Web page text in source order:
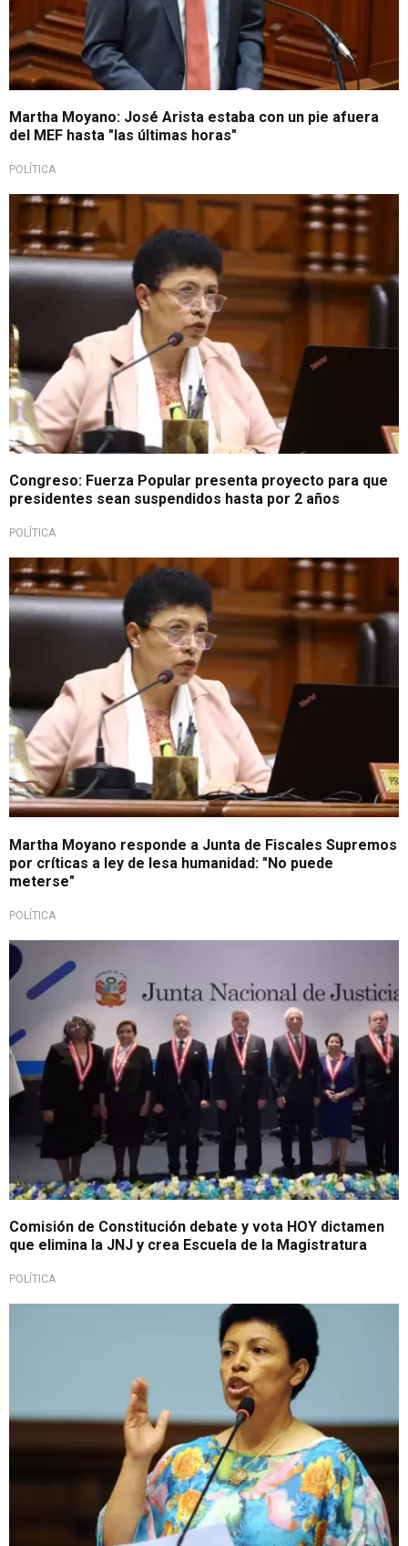
Martha Moyano: José Arista estaba con un pie afuera
del MEF hasta "las últimas horas"
POLÍTICA
Para la bicameralidad
Congreso: Fuerza Popular presenta proyecto para que
presidentes sean suspendidos hasta por 2 años
POLÍTICA
Importante
Martha Moyano responde a Junta de Fiscales Supremos
por críticas a ley de lesa humanidad: "No puede
meterse"
POLÍTICA
Comisión de Constitución debate y vota HOY dictamen
que elimina la JNJ y crea Escuela de la Magistratura
POLÍTICA